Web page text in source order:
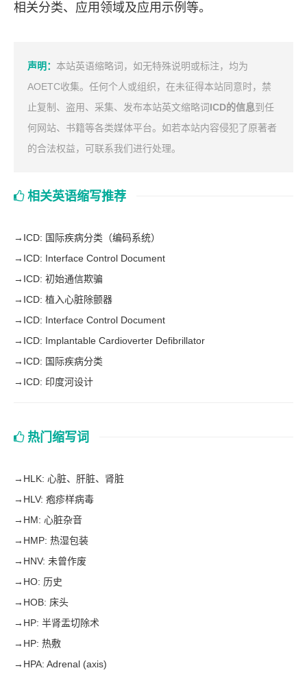
相关分类、应用领域及应用示例等。
声明： 本站英语缩略词，如无特殊说明或标注，均为
AOETC收集。任何个人或组织，在未征得本站同意时，禁
止复制、盗用、采集、发布本站英文缩略词ICD的信息到任
何网站、书籍等各类媒体平台。如若本站内容侵犯了原著者
的合法权益，可联系我们进行处理。
相关英语缩写推荐
→ ICD: 国际疾病分类（编码系统）
→ ICD: Interface Control Document
→ ICD: 初始通信欺骗
→ ICD: 植入心脏除颤器
→ ICD: Interface Control Document
→ ICD: Implantable Cardioverter Defibrillator
→ ICD: 国际疾病分类
→ ICD: 印度河设计
热门缩写词
→ HLK: 心脏、肝脏、肾脏
→ HLV: 疱疹样病毒
→ HM: 心脏杂音
→ HMP: 热湿包装
→ HNV: 未曾作废
→ HO: 历史
→ HOB: 床头
→ HP: 半肾盂切除术
→ HP: 热敷
→ HPA: Adrenal (axis)